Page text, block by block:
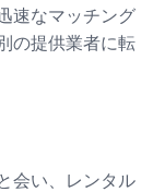
速なマッチング
の提供業者に転
会い、レンタル